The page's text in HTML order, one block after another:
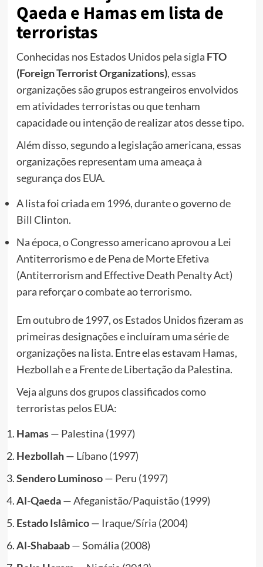
Qaeda e Hamas em lista de
terroristas
Conhecidas nos Estados Unidos pela sigla FTO
(Foreign Terrorist Organizations), essas
organizações são grupos estrangeiros envolvidos
em atividades terroristas ou que tenham
capacidade ou intenção de realizar atos desse tipo.
Além disso, segundo a legislação americana, essas
organizações representam uma ameaça à
segurança dos EUA.
A lista foi criada em 1996, durante o governo de
Bill Clinton.
Na época, o Congresso americano aprovou a Lei
Antiterrorismo e de Pena de Morte Efetiva
(Antiterrorism and Effective Death Penalty Act)
para reforçar o combate ao terrorismo.
Em outubro de 1997, os Estados Unidos fizeram as
primeiras designações e incluíram uma série de
organizações na lista. Entre elas estavam Hamas,
Hezbollah e a Frente de Libertação da Palestina.
Veja alguns dos grupos classificados como
terroristas pelos EUA:
Hamas— Palestina (1997)
Hezbollah— Líbano (1997)
Sendero Luminoso— Peru (1997)
Al-Qaeda— Afeganistão/Paquistão (1999)
Estado Islâmico— Iraque/Síria (2004)
Al-Shabaab— Somália (2008)